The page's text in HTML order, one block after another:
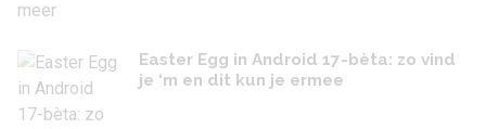
Easter Egg in Android 17-bèta: zo vind
je ‘m en dit kun je ermee